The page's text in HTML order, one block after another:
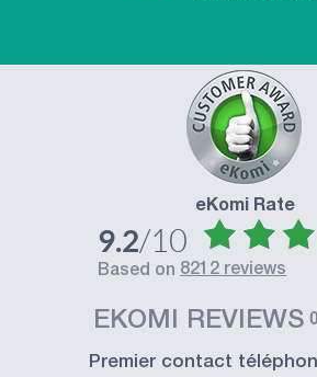
eKomi Rate
9.2/10
based on 8212 reviews
EKOMI REVIEWS
Premier contact